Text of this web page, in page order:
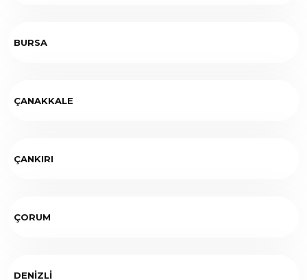
BURSA
ÇANAKKALE
ÇANKIRI
ÇORUM
DENİZLİ